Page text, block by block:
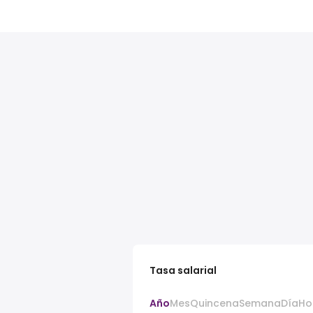
Tasa salarial
AñoMesQuincenaSemanaDía